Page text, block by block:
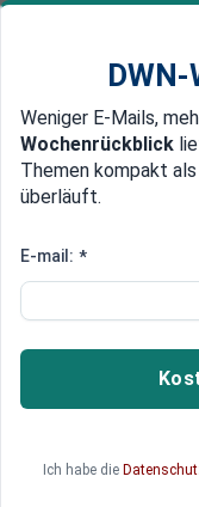
Newsticker
Edelmetalle
Aushebelung der
Scharfe
Start von
Das vorläufige
Kanada ist auf
Weniger E-Mails,
Wochenrückblick
Themen kompakt
überläuft.
E-mail: *
Ich habe die